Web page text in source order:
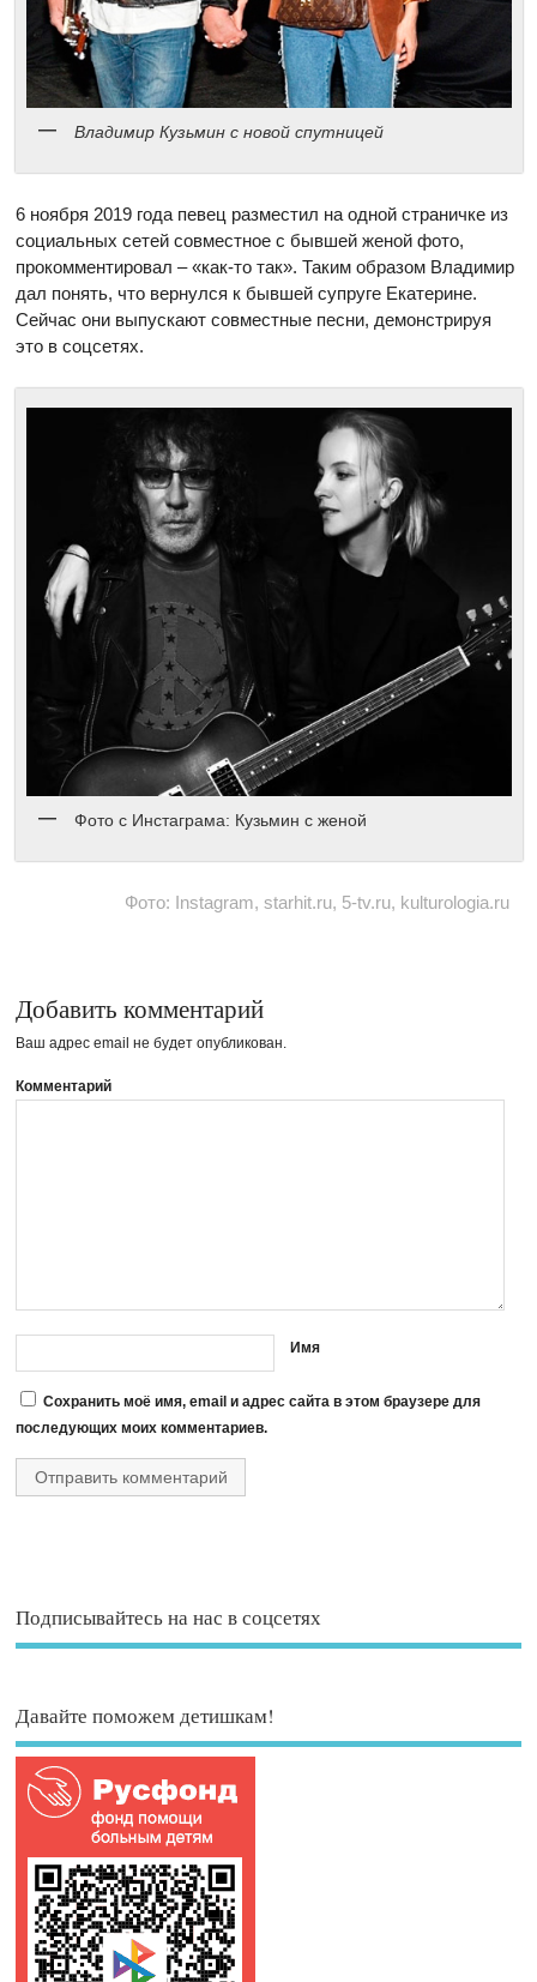
Владимир Кузьмин с новой спутницей
6 ноября 2019 года певец разместил на одной страничке из
социальных сетей совместное с бывшей женой фото,
прокомментировал – «как-то так». Таким образом Владимир
дал понять, что вернулся к бывшей супруге Екатерине.
Сейчас они выпускают совместные песни, демонстрируя
это в соцсетях.
Фото с Инстаграма: Кузьмин с женой
Фото: Instagram, starhit.ru, 5-tv.ru, kulturologia.ru
Добавить комментарий
Ваш адрес email не будет опубликован.
Комментарий
Имя
Сохранить моё имя, email и адрес сайта в этом браузере для
последующих моих комментариев.
Подписывайтесь на нас в соцсетях
Давайте поможем детишкам!